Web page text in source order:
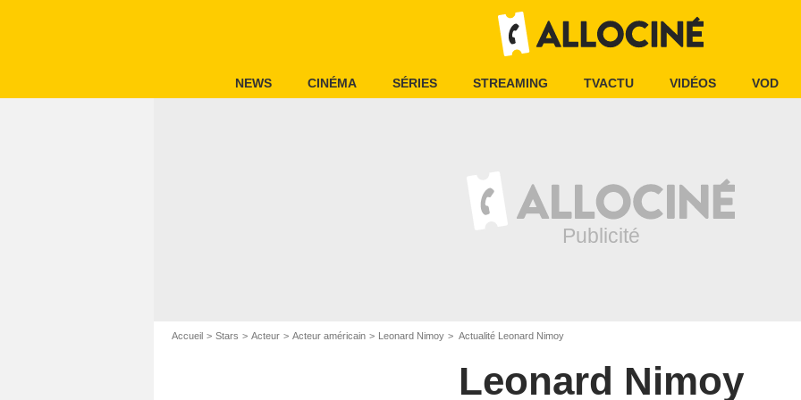
NEWS CINÉMA SÉRIES STREAMING TVACTU VIDÉOS VOD
Accueil Stars Acteur Acteur américain Leonard Nimoy Actualité Leonard Nimoy
Leonard Nimoy